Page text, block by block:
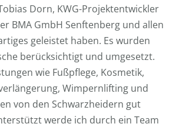
Dorn, KWG-Projektentwickler
BMA GmbH Senftenberg und allen
geleistet haben. Es wurden
berücksichtigt und umgesetzt.
wie Fußpflege, Kosmetik,
Wimpernlifting und
von den Schwarzheidern gut
werde ich durch ein Team